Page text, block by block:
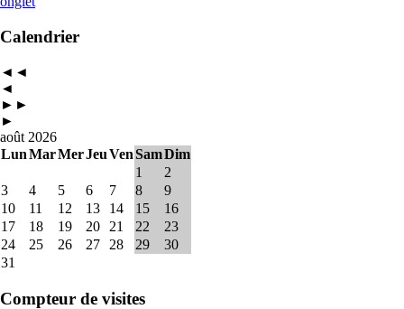
Calendrier
◄◄
◄
►►
►
août 2026
LunMarMerJeuVenSamDim
1
2
3
4 5 6 7 8
9
10
11 12 13 14 15
16
17
18 19 20 21 22
23
24
25 26 27 28 29
30
31
Compteur de visites